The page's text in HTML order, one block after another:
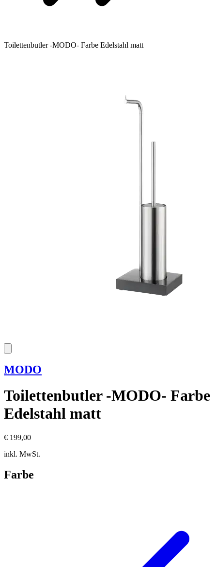
Toilettenbutler -MODO- Farbe Edelstahl matt
MODO
Toilettenbutler -MODO- Farbe
Edelstahl matt
€ 199,00
inkl. MwSt.
Farbe